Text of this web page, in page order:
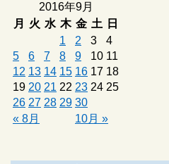
2016年9月
月
火 水 木 金 土 日
« 8月 10月 »
1 2 3
4
5
6 7 8 9 10 11
12 13 14 15 16 17 18
19 20 21 22 23 24 25
26 27 28 29 30